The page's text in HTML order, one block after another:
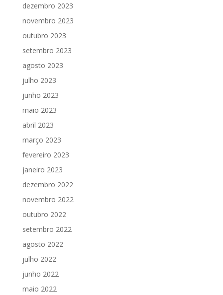
dezembro 2023
novembro 2023
outubro 2023
setembro 2023
agosto 2023
julho 2023
junho 2023
maio 2023
abril 2023
março 2023
fevereiro 2023
janeiro 2023
dezembro 2022
novembro 2022
outubro 2022
setembro 2022
agosto 2022
julho 2022
junho 2022
maio 2022